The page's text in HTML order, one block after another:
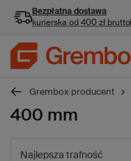
Bezpłatna dostawa
kurierska od 400 zł brutto
Grembox producent
400 mm
Najlepsza trafność